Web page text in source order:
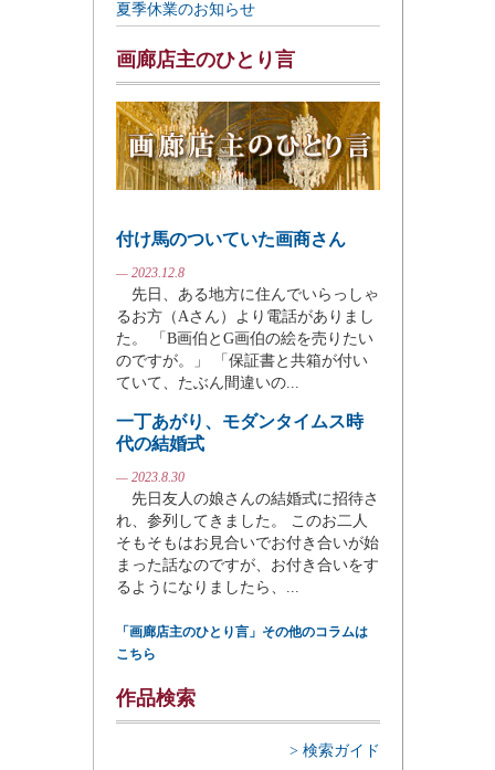
夏季休業のお知らせ
画廊店主のひとり言
付け馬のついていた画商さん
— 2023.12.8
先日、ある地方に住んでいらっしゃ
るお方（Aさん）より電話がありまし
た。 「B画伯とG画伯の絵を売りたい
のですが。」 「保証書と共箱が付い
ていて、たぶん間違いの...
一丁あがり、モダンタイムス時
代の結婚式
— 2023.8.30
先日友人の娘さんの結婚式に招待さ
れ、参列してきました。 このお二人
そもそもはお見合いでお付き合いが始
まった話なのですが、お付き合いをす
るようになりましたら、...
「画廊店主のひとり言」その他のコラムは
こちら
作品検索
> 検索ガイド